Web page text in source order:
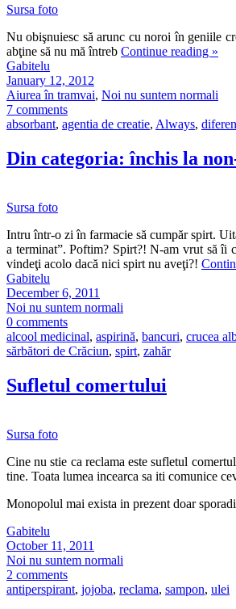
Sursa foto
Nu obişnuiesc să arunc cu noroi în geniile
abţine să nu mă întreb Continue reading »
Gabitelu
January 12, 2012
Aiurea în tramvai, Noi nu suntem normali
7 comments
absorbant, agentia de creatie, Always,
Din categoria: închis la
Sursa foto
Intru într-o zi în farmacie să cumpăr spirt.
a terminat”. Poftim? Spirt?! N-am vrut să îi
vindeţi acolo dacă nici spirt nu aveţi?!
Gabitelu
December 6, 2011
Noi nu suntem normali
0 comments
alcool medicinal, aspirină, bancuri, crucea
sărbători de Crăciun, spirt, zahăr
Sufletul comertului
Sursa foto
Cine nu stie ca reclama este sufletul
tine. Toata lumea incearca sa iti comunice
Monopolul mai exista in prezent doar
Gabitelu
October 11, 2011
Noi nu suntem normali
2 comments
antiperspirant, jojoba, reclama, sampon, ulei